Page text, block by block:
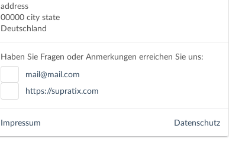
address
00000 city state
Deutschland
Haben Sie Fragen oder Anmerkungen erreichen Sie uns:
mail@mail.com
https://supratix.com
Datenschutz
Impressum